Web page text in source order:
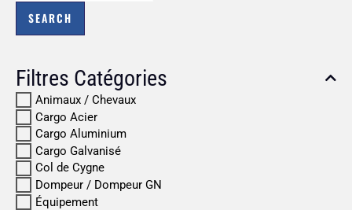
Filtres Catégories
Animaux / Chevaux
Cargo Acier
Cargo Aluminium
Cargo Galvanisé
Col de Cygne
Dompeur / Dompeur GN
Équipement